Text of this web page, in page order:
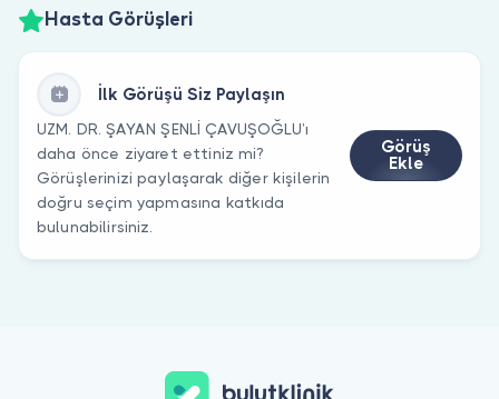
Hasta Görüşleri
İlk Görüşü Siz Paylaşın
UZM. DR. ŞAYAN ŞENLİ ÇAVUŞOĞLU’ı
daha önce ziyaret ettiniz mi?
Görüşlerinizi paylaşarak diğer kişilerin
doğru seçim yapmasına katkıda
bulunabilirsiniz.
Görüş
Ekle